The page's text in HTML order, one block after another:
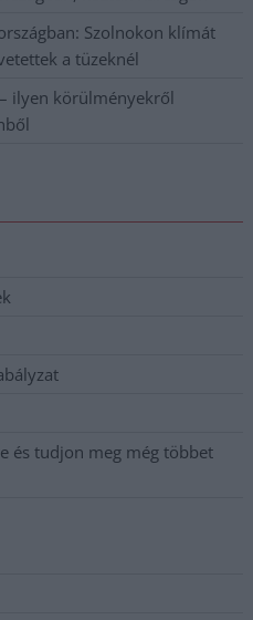
Szolnokon klímát
a tüzeknél
ilyen körülményekről
és tudjon meg még többet